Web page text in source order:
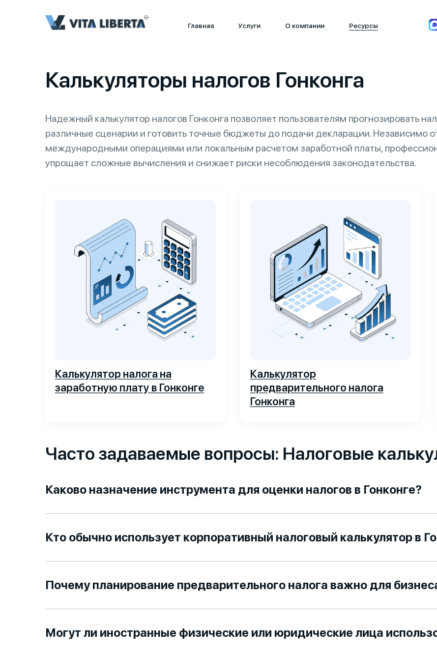
Главная Услуги О компании Ресурсы
Калькуляторы налогов Гонконга
Надежный калькулятор налогов Гонконга позволяет пользователям прогнозировать
различные сценарии и готовить точные бюджеты до подачи декларации. Независимо
международными операциями или локальным расчетом заработной платы,
упрощает сложные вычисления и снижает риски несоблюдения законодательства.
Калькулятор налога на
заработную плату в Гонконге
Калькулятор
предварительного налога
Гонконга
Часто задаваемые вопросы: Налоговые
Каково назначение инструмента для оценки налогов в Гонконге?
Кто обычно использует корпоративный налоговый калькулятор в
Почему планирование предварительного налога важно для
Могут ли иностранные физические или юридические лица